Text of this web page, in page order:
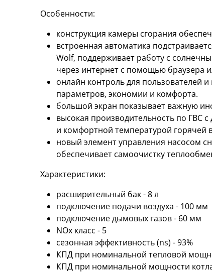
Особенности:
конструкция камеры сгорания
встроенная автоматика
Wolf, поддерживает работу с
через интернет с помощью браузера
онлайн контроль для пользователей
параметров, экономии и комфорта.
большой экран показывает важную
высокая производительность по ГВС
и комфортной температурой горячей
новый элемент управления насосом
обеспечивает самоочистку
Характеристики:
расширительный бак - 8 л
подключение подачи воздуха - 100 мм
подключение дымовых газов - 60 мм
NOx класс - 5
сезонная эффективность (ns) - 93%
КПД при номинальной тепловой
КПД при номинальной мощности